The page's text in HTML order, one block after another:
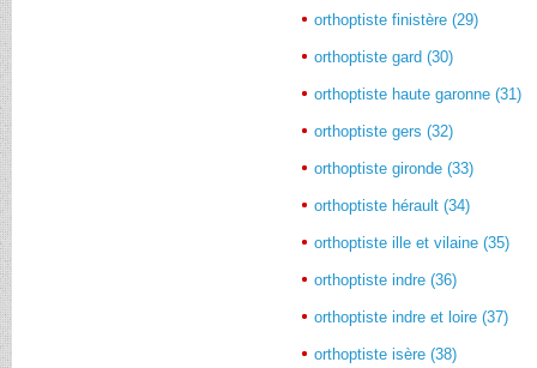
orthoptiste finistère (29)
orthoptiste gard (30)
orthoptiste haute garonne (31)
orthoptiste gers (32)
orthoptiste gironde (33)
orthoptiste hérault (34)
orthoptiste ille et vilaine (35)
orthoptiste indre (36)
orthoptiste indre et loire (37)
orthoptiste isère (38)